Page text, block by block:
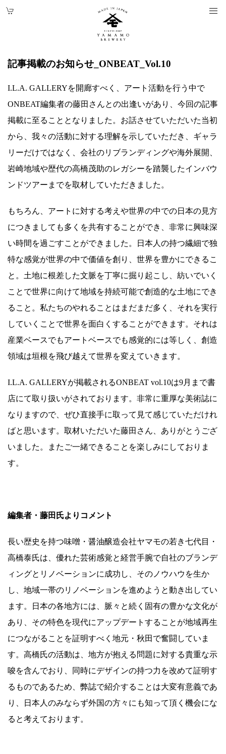
記事掲載のお知らせ_ONBEAT_Vol.10
I.L.A. GALLERYを開廊すべく、アート活動を行う中で
ONBEAT編集者の藤田さんとの出逢いがあり、今回の記事
掲載に至ることとなりました。お話させていただいた当初
から、我々の活動に対する理解を示していただき、ギャラ
リーだけではなく、会社のリブランディングや海外展開、
岩崎地域や歴代の高橋茂助のレガシーを踏襲したインバウ
ンドツアーまでを取材していただきました。
もちろん、アートに対する考えや世界の中での日本の見方
につきましても多くを共有することができ、非常に興味深
い時間を過ごすことができました。日本人の持つ繊細で独
特な感覚が世界の中で価値を創り、世界を豊かにできるこ
と。土地に根差した文脈を丁寧に掘り起こし、紡いでいく
ことで世界に向けて地域を持続可能で創造的な土地にでき
ること。私たちのやれることはまだまだ多く、それを実行
していくことで世界を面白くすることができます。それは
産業ベースでもアートベースでも感覚的には等しく、創造
領域は垣根を飛び越えて世界を変えていきます。
I.L.A. GALLERYが掲載されるONBEAT vol.10は9月まで書
店にて取り扱いがされております。非常に重厚な美術誌に
なりますので、ぜひ直接手に取って見て感じていただけれ
ばと思います。取材いただいた藤田さん、ありがとうござ
いました。またご一緒できることを楽しみにしておりま
す。
編集者・藤田氏よりコメント
長い歴史を持つ味噌・醤油醸造会社ヤマモの若き七代目・
高橋泰氏は、優れた芸術感覚と経営手腕で自社のブランデ
ィングとリノベーションに成功し、そのノウハウを生か
し、地域一帯のリノベーションを進めようと動き出してい
ます。日本の各地方には、脈々と続く固有の豊かな文化が
あり、その特色を現代にアップデートすることが地域再生
につながることを証明すべく地元・秋田で奮闘していま
す。高橋氏の活動は、地方が抱える問題に対する貴重な示
唆を含んでおり、同時にデザインの持つ力を改めて証明す
るものであるため、弊誌で紹介することは大変有意義であ
り、日本人のみならず外国の方々にも知って頂く機会にな
ると考えております。